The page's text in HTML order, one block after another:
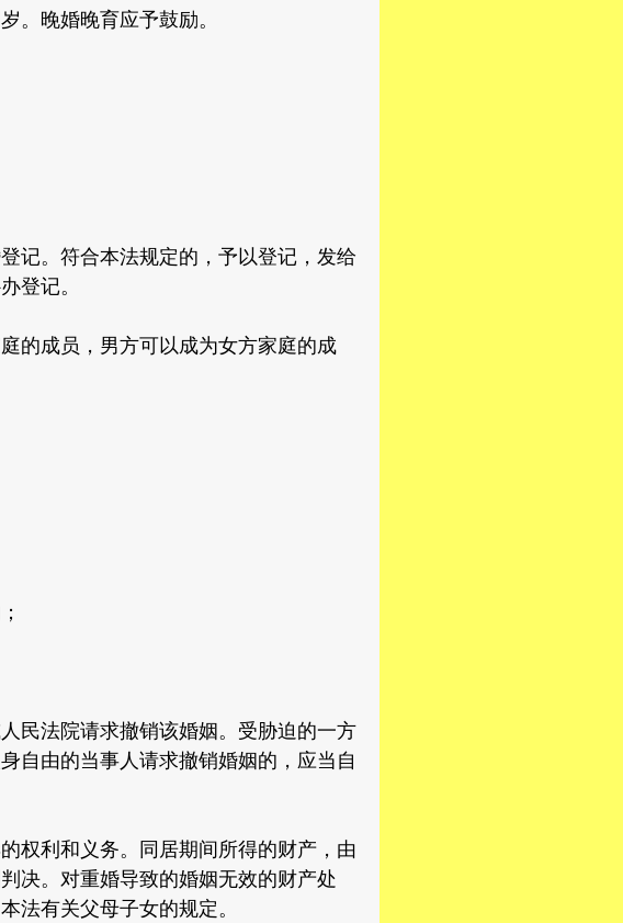
晚婚晚育应予鼓励。
。符合本法规定的，予以登记，发给
登记。
成员，男方可以成为女方家庭的成
法院请求撤销该婚姻。受胁迫的一方
自由的当事人请求撤销婚姻的，应当自
利和义务。同居期间所得的财产，由
决。对重婚导致的婚姻无效的财产处
法有关父母子女的规定。